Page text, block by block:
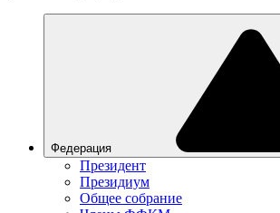
Федерация
Президент
Президиум
Общее собрание